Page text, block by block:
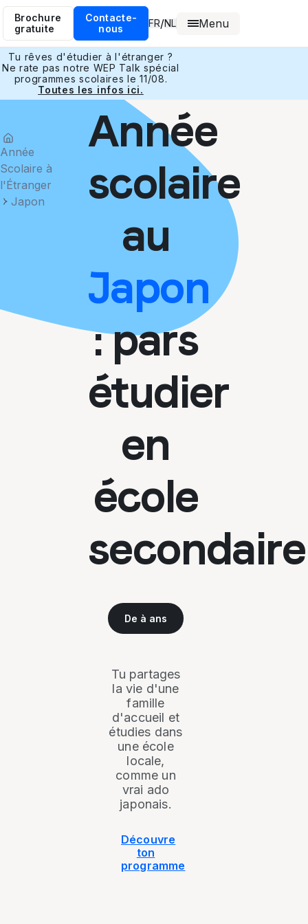
Brochure
gratuite
Contacte-
nous
FR/NL Menu
Tu rêves d'étudier à l'étranger ?
Ne rate pas notre WEP Talk spécial
programmes scolaires le 11/08.
Toutes les infos ici.
Année
Scolaire à
l'Étranger
Japon
Année
scolaire
au
Japon
: pars
étudier
en
école
secondaire
De à ans
Tu partages
la vie d'une
famille
d'accueil et
étudies dans
une école
locale,
comme un
vrai ado
japonais.
Découvre
ton
programme